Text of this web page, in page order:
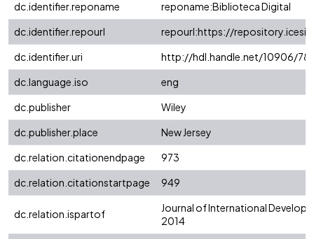
dc.identifier.reponame
reponame:Biblioteca Digital
dc.identifier.repourl
repourl:https://
dc.identifier.uri
http://hdl.handle.net/10906/
dc.language.iso
eng
dc.publisher
Wiley
dc.publisher.place
New Jersey
dc.relation.citationendpage
973
dc.relation.citationstartpage
949
dc.relation.ispartof
Journal of International
2014